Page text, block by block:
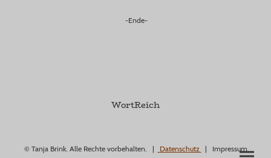
-Ende-
WortReich
© Tanja Brink. Alle Rechte vorbehalten. | Datenschutz | Impressum